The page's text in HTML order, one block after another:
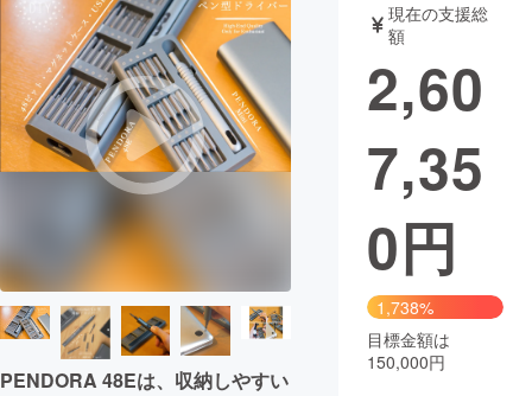
PENDORA 48Eは、収納しやすい
現在の支援総
額
2,60
7,35
0円
1,738%
目標金額は
150,000円